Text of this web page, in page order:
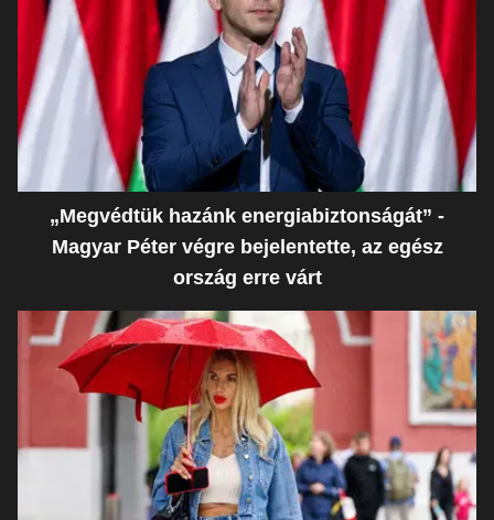
„Megvédtük hazánk energiabiztonságát” -
Magyar Péter végre bejelentette, az egész
ország erre várt